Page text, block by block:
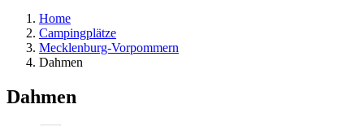
Home
Campingplätze
Mecklenburg-Vorpommern
Dahmen
Dahmen